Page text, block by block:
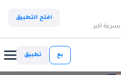
أكبر
افتح التطبيق
بع تطبيق